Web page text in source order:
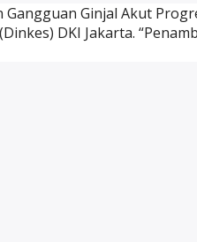
Ginjal Akut
DKI Jakarta.